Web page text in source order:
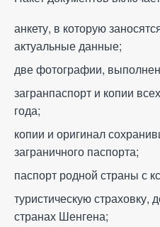
анкету, в которую
актуальные данные;
две фотографии,
загранпаспорт и копии
года;
копии и оригинал
заграничного паспорта;
паспорт родной страны с
туристическую
странах Шенгена;